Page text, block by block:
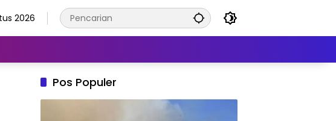
2026
Pos Populer